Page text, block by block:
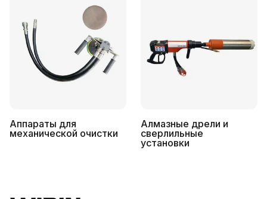
Аппараты для
механической очистки
Алмазные дрели и
сверлильные
установки